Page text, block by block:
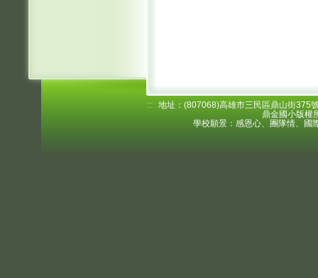
::: 地址：(807068)高雄市三民區鼎山街
鼎金國小版權
學校願景：感恩心、團隊情、國